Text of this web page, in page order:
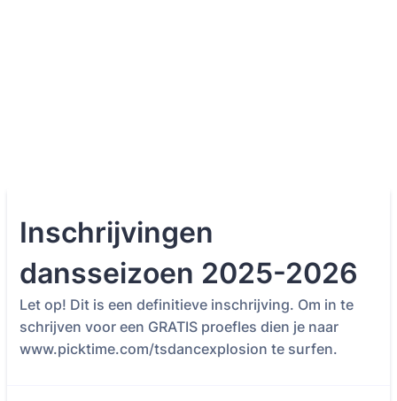
Inschrijvingen
dansseizoen 2025-2026
Let op! Dit is een definitieve inschrijving. Om in te
schrijven voor een GRATIS proefles dien je naar
www.picktime.com/tsdancexplosion te surfen.